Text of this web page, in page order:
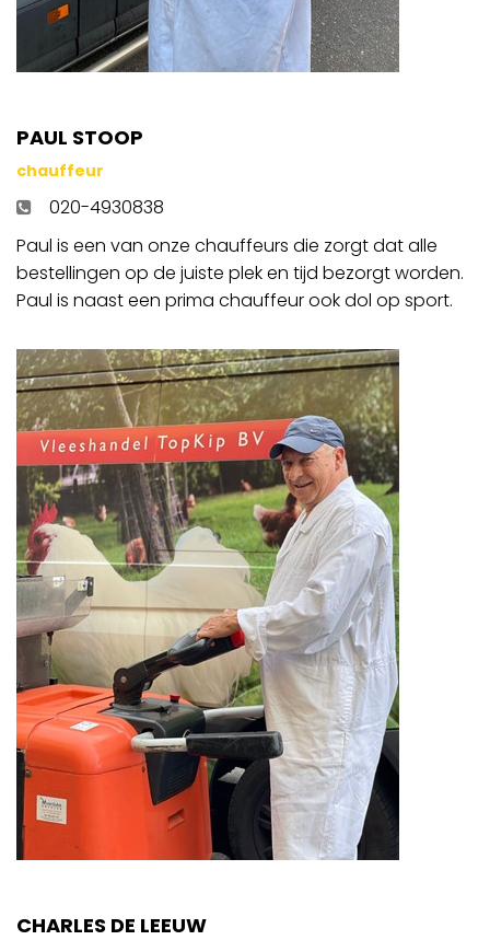
PAUL STOOP
chauffeur
020-4930838
Paul is een van onze chauffeurs die zorgt dat alle
bestellingen op de juiste plek en tijd bezorgt worden.
Paul is naast een prima chauffeur ook dol op sport.
CHARLES DE LEEUW